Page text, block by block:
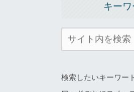
キー
検索したいキーワー